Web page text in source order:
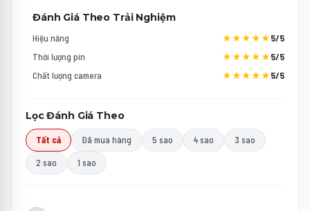
Đánh Giá Theo Trải Nghiệm
Hiệu năng ★★★★★5/5
Thời lượng pin
★★★★★5/5
Chất lượng camera
★★★★★5/5
Lọc Đánh Giá Theo
Tất cả Đã mua hàng 5 sao 4 sao 3 sao
2 sao 1 sao